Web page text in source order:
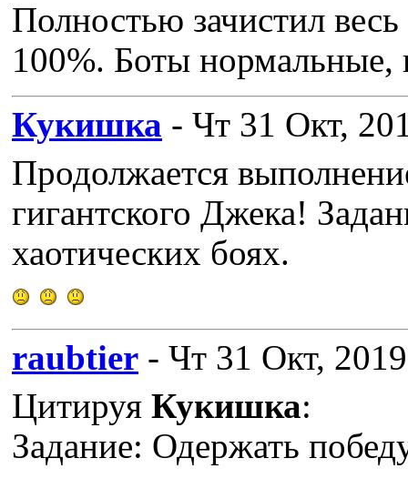
Полностью зачистил
100%. Боты нормальные,
Кукишка - Чт 31 Окт,
Продолжается
гигантского Джека!
хаотических боях.
raubtier - Чт 31 Окт,
Цитируя Кукишка:
Задание: Одержать